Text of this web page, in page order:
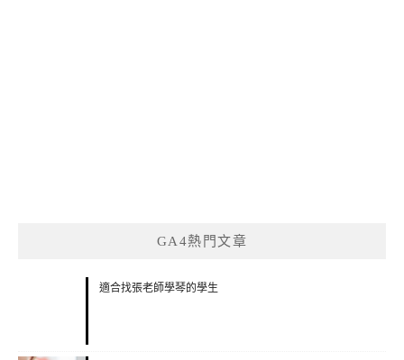
GA4熱門文章
適合找張老師學琴的學生